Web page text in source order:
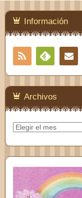
Información
RSS
Feedly
Archivos
Archivos